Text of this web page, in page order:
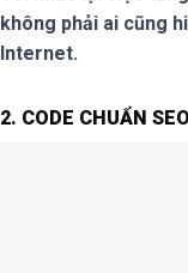
không phải ai cũng
Internet.
2. CODE CHUẨN SEO